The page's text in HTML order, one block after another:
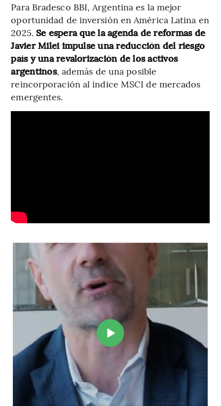
Para Bradesco BBI, Argentina es la mejor
oportunidad de inversión en América Latina en
2025. Se espera que la agenda de reformas de
Javier Milei impulse una reducción del riesgo
país y una revalorización de los activos
argentinos, además de una posible
reincorporación al índice MSCI de mercados
emergentes.